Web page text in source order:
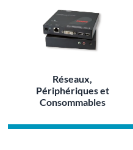
Réseaux,
Périphériques et
Consommables